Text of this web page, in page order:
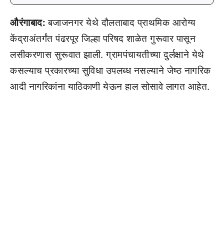
औरंगाबाद:बजाजनगर येथे दौलताबाद प्राथमिक आरोग्य
केंद्राअंतर्गंत पंढरपूर जिल्हा परिषद शाळेत गुरूवार पासून
लसीकरणास सुरूवात झाली. ग्रामपंचायतीच्या दुर्लक्षाने येथे
कसल्याच प्रकारच्या सुविधा उपलब्ध नसल्याने जेष्ठ नागरिक
आदी नागरिकांना याठिकाणी येऊन हाल सोसावे लागत आहेत.